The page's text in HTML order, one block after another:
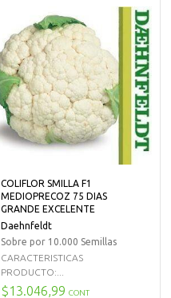
COLIFLOR SMILLA F1
MEDIOPRECOZ 75 DIAS
GRANDE EXCELENTE
Daehnfeldt
Sobre por 10.000 Semillas
CARACTERISTICAS
PRODUCTO:...
$13.046,99 CONT